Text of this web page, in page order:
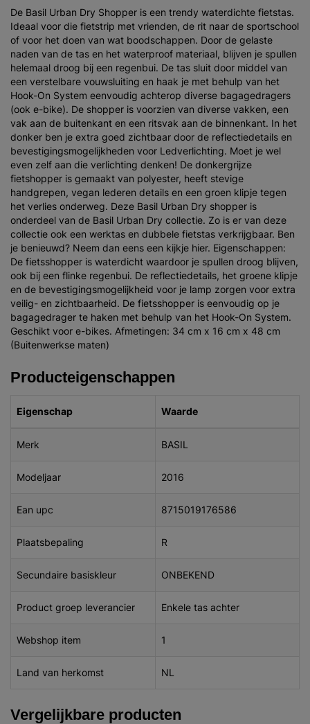
De Basil Urban Dry Shopper is een trendy waterdichte fietstas.
Ideaal voor die fietstrip met vrienden, de rit naar de sportschool
of voor het doen van wat boodschappen. Door de gelaste
naden van de tas en het waterproof materiaal, blijven je spullen
helemaal droog bij een regenbui. De tas sluit door middel van
een verstelbare vouwsluiting en haak je met behulp van het
Hook-On System eenvoudig achterop diverse bagagedragers
(ook e-bike). De shopper is voorzien van diverse vakken, een
vak aan de buitenkant en een ritsvak aan de binnenkant. In het
donker ben je extra goed zichtbaar door de reflectiedetails en
bevestigingsmogelijkheden voor Ledverlichting. Moet je wel
even zelf aan die verlichting denken! De donkergrijze
fietshopper is gemaakt van polyester, heeft stevige
handgrepen, vegan lederen details en een groen klipje tegen
het verlies onderweg. Deze Basil Urban Dry shopper is
onderdeel van de Basil Urban Dry collectie. Zo is er van deze
collectie ook een werktas en dubbele fietstas verkrijgbaar. Ben
je benieuwd? Neem dan eens een kijkje hier. Eigenschappen:
De fietsshopper is waterdicht waardoor je spullen droog blijven,
ook bij een flinke regenbui. De reflectiedetails, het groene klipje
en de bevestigingsmogelijkheid voor je lamp zorgen voor extra
veilig- en zichtbaarheid. De fietsshopper is eenvoudig op je
bagagedrager te haken met behulp van het Hook-On System.
Geschikt voor e-bikes. Afmetingen: 34 cm x 16 cm x 48 cm
(Buitenwerkse maten)
Producteigenschappen
Eigenschap Waarde
Merk BASIL
Modeljaar 2016
Ean upc 8715019176586
Plaatsbepaling R
Secundaire basiskleur ONBEKEND
Product groep leverancier Enkele tas achter
Webshop item 1
Land van herkomst NL
Vergelijkbare producten